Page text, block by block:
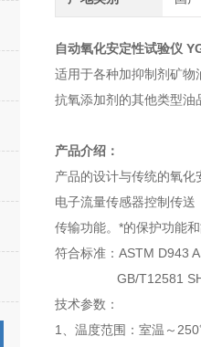
自动氧化安定性试验仪
适用于各种加抑制剂矿
抗氧添加剂的其他类型油
产品介绍：
产品的设计与传统的氧
电子流量传感器控制传
传输功能。*的保护功能
符合标准：ASTM D943
GB/T12581 SH/
技术参数：
1、温度范围：室温～